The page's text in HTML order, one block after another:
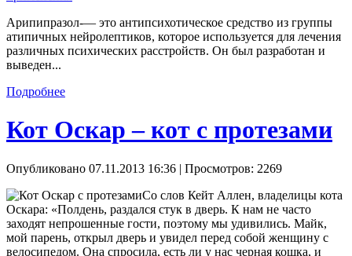
Арипипразол-— это антипсихотическое средство из группы
атипичных нейролептиков, которое используется для лечения
различных психических расстройств. Он был разработан и
выведен...
Подробнее
Кот Оскар – кот с протезами
Опубликовано 07.11.2013 16:36 | Просмотров: 2269
Со слов Кейт Аллен, владелицы кота
Оскара: «Полдень, раздался стук в дверь. К нам не часто
заходят непрошенные гости, поэтому мы удивились. Майк,
мой парень, открыл дверь и увидел перед собой женщину с
велосипедом. Она спросила, есть ли у нас черная кошка, и